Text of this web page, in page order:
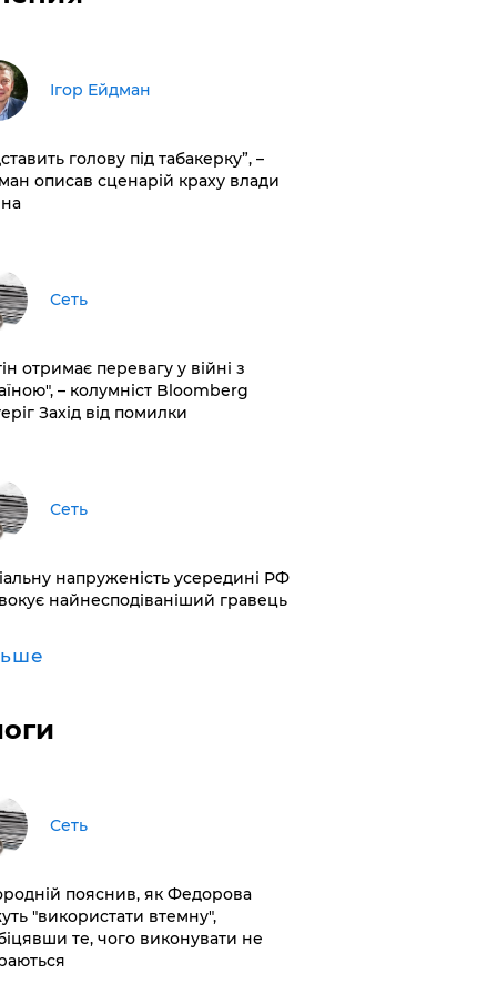
Ігор Ейдман
голову під табакерку”, –
описав сценарій краху влади
Сеть
отримає перевагу у війні з
– колумніст Bloomberg
Захід від помилки
Сеть
напруженість усередині РФ
найнесподіваніший гравець
Сеть
пояснив, як Федорова
"використати втемну",
те, чого виконувати не